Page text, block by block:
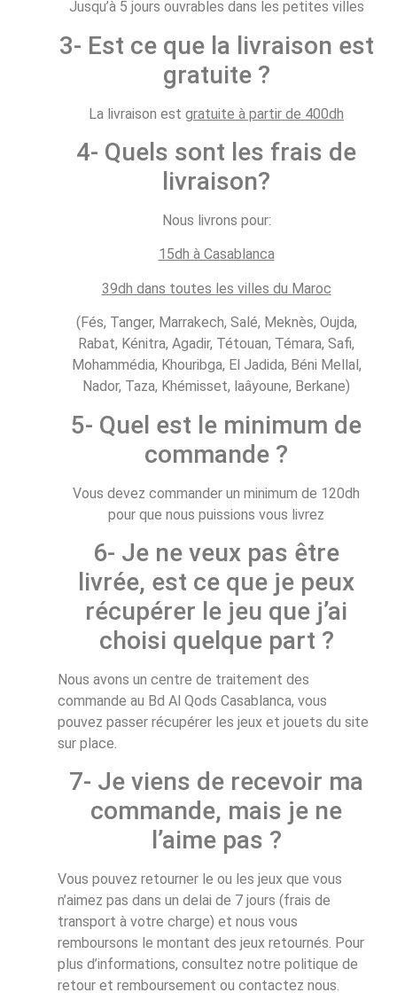
Jusqu’à 5 jours ouvrables dans les petites villes
3- Est ce que la livraison est
gratuite ?
La livraison est gratuite à partir de 400dh
4- Quels sont les frais de
livraison?
Nous livrons pour:
15dh à Casablanca
39dh dans toutes les villes du Maroc
(Fés, Tanger, Marrakech, Salé, Meknès, Oujda,
Rabat, Kénitra, Agadir, Tétouan, Témara, Safi,
Mohammédia, Khouribga, El Jadida, Béni Mellal,
Nador, Taza, Khémisset, laâyoune, Berkane)
5- Quel est le minimum de
commande ?
Vous devez commander un minimum de 120dh
pour que nous puissions vous livrez
6- Je ne veux pas être
livrée, est ce que je peux
récupérer le jeu que j’ai
choisi quelque part ?
Nous avons un centre de traitement des
commande au Bd Al Qods Casablanca, vous
pouvez passer récupérer les jeux et jouets du site
sur place.
7- Je viens de recevoir ma
commande, mais je ne
l’aime pas ?
Vous pouvez retourner le ou les jeux que vous
n’aimez pas dans un delai de 7 jours (frais de
transport à votre charge) et nous vous
remboursons le montant des jeux retournés. Pour
plus d’informations, consultez notre politique de
retour et remboursement ou contactez nous.